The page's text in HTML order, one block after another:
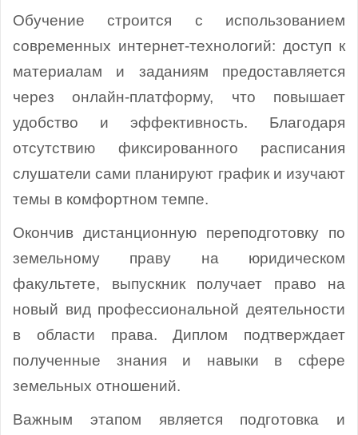
Обучение строится с использованием
современных интернет-технологий: доступ к
материалам и заданиям предоставляется
через онлайн-платформу, что повышает
удобство и эффективность. Благодаря
отсутствию фиксированного расписания
слушатели сами планируют график и изучают
темы в комфортном темпе.
Окончив дистанционную переподготовку по
земельному праву на юридическом
факультете, выпускник получает право на
новый вид профессиональной деятельности
в области права. Диплом подтверждает
полученные знания и навыки в сфере
земельных отношений.
Важным этапом является подготовка и